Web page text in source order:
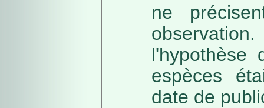
ne
l'hypothèse
espèces
date de